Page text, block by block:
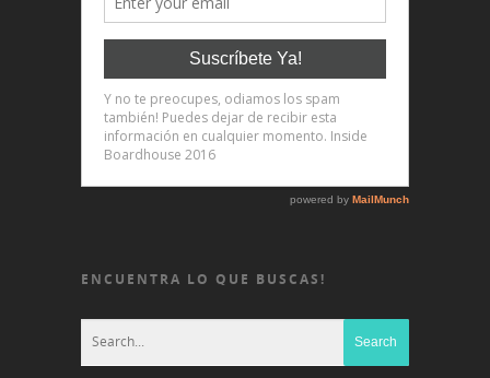
ENCUENTRA LO QUE BUSCAS!